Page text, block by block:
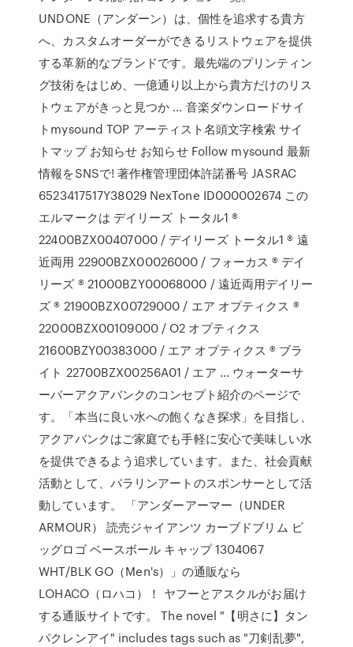
UNDONE（アンダーン）は、個性を追求する貴方
へ、カスタムオーダーができるリストウェアを提供
する革新的なブランドです。最先端のプリンティン
グ技術をはじめ、一億通り以上から貴方だけのリス
トウェアがきっと見つか … 音楽ダウンロードサイ
トmysound TOP アーティスト名頭文字検索 サイ
トマップ お知らせ お知らせ Follow mysound 最新
情報をSNSで! 著作権管理団体許諾番号 JASRAC
6523417517Y38029 NexTone ID000002674 この
エルマークは デイリーズ トータル1 ®
22400BZX00407000 / デイリーズ トータル1 ® 遠
近両用 22900BZX00026000 / フォーカス ® デイ
リーズ ® 21000BZY00068000 / 遠近両用デイリー
ズ ® 21900BZX00729000 / エア オプティクス ®
22000BZX00109000 / O2 オプティクス
21600BZY00383000 / エア オプティクス ® ブラ
イト 22700BZX00256A01 / エア … ウォーターサ
ーバーアクアバンクのコンセプト紹介のページで
す。「本当に良い水への飽くなき探求」を目指し、
アクアバンクはご家庭でも手軽に安心で美味しい水
を提供できるよう追求しています。また、社会貢献
活動として、パラリンアートのスポンサーとして活
動しています。 「アンダーアーマー（UNDER
ARMOUR） 読売ジャイアンツ カーブドブリム ビ
ッグロゴ ベースボール キャップ 1304067
WHT/BLK GO（Men's）」の通販なら
LOHACO（ロハコ）！ ヤフーとアスクルがお届け
する通販サイトです。 The novel "【明さに】タン
パクレンアイ" includes tags such as "刀剣乱夢",